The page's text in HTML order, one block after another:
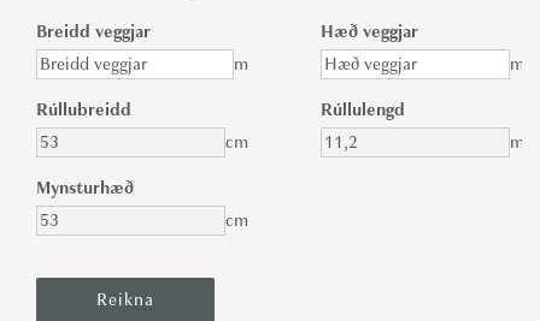
Breidd veggjar
m
Hæð veggjar
m
Rúllubreidd
cm
Rúllulengd
m
Mynsturhæð
cm